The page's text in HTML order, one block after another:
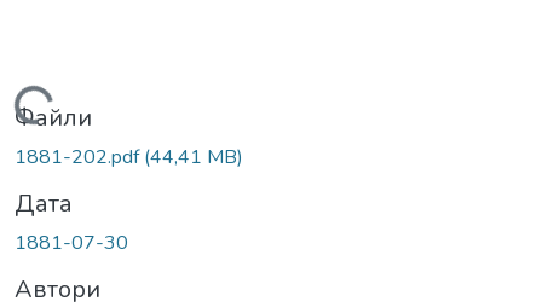
Вантажиться...
Файли
1881-202.pdf(44,41 MB)
Дата
1881-07-30
Автори